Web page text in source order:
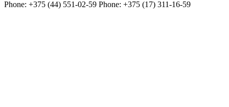
Phone: +375 (44) 551-02-59 Phone: +375 (17) 311-16-59